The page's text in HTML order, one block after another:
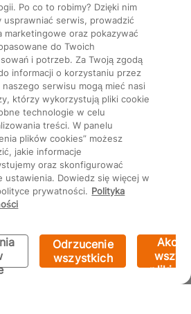
Produkty Marki CMS
plików cookie
Po co to robimy? Dzięki nim
usprawniać serwis, prowadzić
marketingowe oraz pokazywać
do Twoich
i potrzeb. Za Twoją zgodą
informacji o korzystaniu przez
naszego serwisu mogą mieć nasi
którzy wykorzystują pliki cookie
technologie w celu
treści. W panelu
plików cookies” możesz
jakie informacje
oraz skonfigurować
ustawienia. Dowiedz się więcej w
prywatności. Polityka
Odrzucenie
wszystkich
pliki